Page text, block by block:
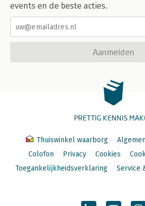
events en de beste acties.
Aanmelden
PRETTIG KENNIS
Thuiswinkel waarborg
Colofon
Privacy Cookies
Toegankelijkheidsverklaring
Service